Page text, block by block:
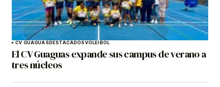
CV GUAGUASDESTACADOSVOLEIBOL
El CV Guaguas expande sus campus de verano a
tres núcleos